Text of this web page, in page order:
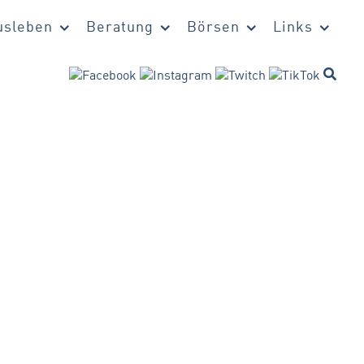
Beratung Börsen Links